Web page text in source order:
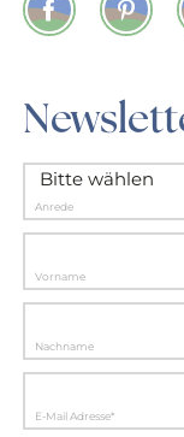
Facebook
Anrede
Vorname
Nachname
E-Mail Adresse*